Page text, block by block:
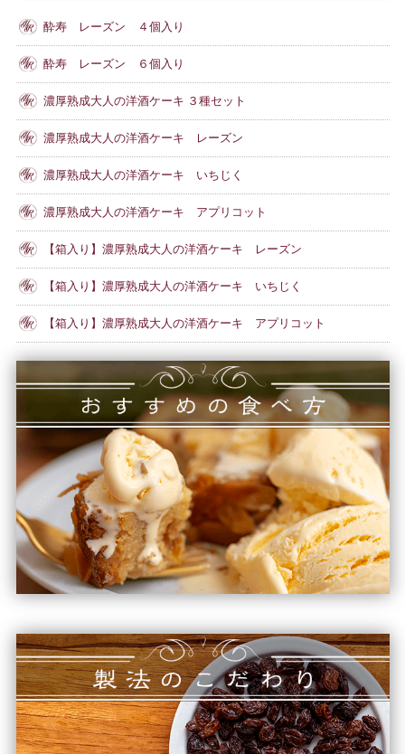
酔寿 レーズン ４個入り
酔寿 レーズン ６個入り
濃厚熟成大人の洋酒ケーキ ３種セット
濃厚熟成大人の洋酒ケーキ レーズン
濃厚熟成大人の洋酒ケーキ いちじく
濃厚熟成大人の洋酒ケーキ アプリコット
【箱入り】濃厚熟成大人の洋酒ケーキ レーズン
【箱入り】濃厚熟成大人の洋酒ケーキ いちじく
【箱入り】濃厚熟成大人の洋酒ケーキ アプリコット